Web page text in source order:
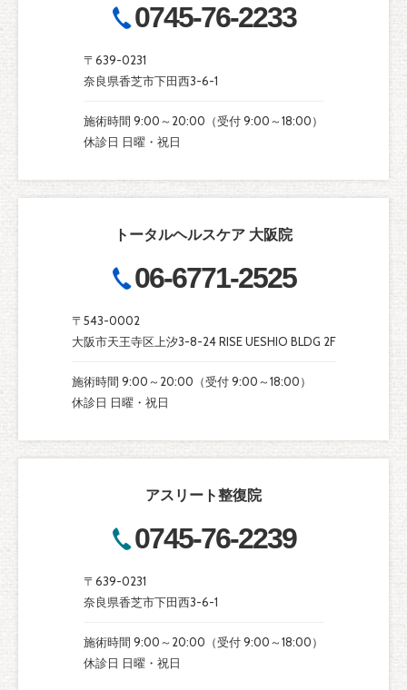
0745-76-2233
〒639-0231
奈良県香芝市下田西3-6-1
施術時間 9:00～20:00（受付 9:00～18:00）
休診日 日曜・祝日
トータルヘルスケア 大阪院
06-6771-2525
〒543-0002
大阪市天王寺区上汐3-8-24 RISE UESHIO BLDG 2F
施術時間 9:00～20:00（受付 9:00～18:00）
休診日 日曜・祝日
アスリート整復院
0745-76-2239
〒639-0231
奈良県香芝市下田西3-6-1
施術時間 9:00～20:00（受付 9:00～18:00）
休診日 日曜・祝日